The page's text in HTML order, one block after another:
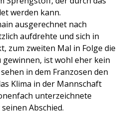
werden kann.
ausgerechnet nach
aufdrehte und sich in
zum zweiten Mal in Folge die
gewinnen, ist wohl eher kein
in dem Franzosen den
Klima in der Mannschaft
unterzeichnete
Abschied.